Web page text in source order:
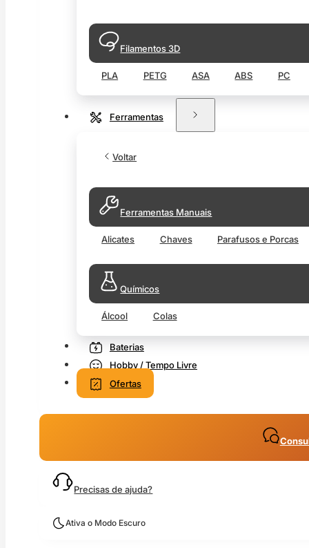
Filamentos 3D
PLA PETG ASA ABS PC
Ferramentas
Voltar
Ferramentas Manuais
Alicates Chaves Parafusos e Porcas
Químicos
Álcool Colas
Baterias
Hobby / Tempo Livre
Ofertas
Precisas de ajuda?
Ativa o Modo Escuro